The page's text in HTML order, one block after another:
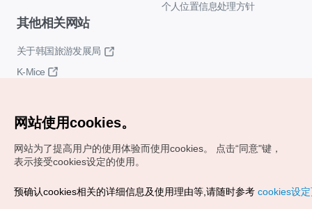
个人位置信息处理方针
其他相关网站
关于韩国旅游发展局
K-Mice
Copyrights (c) 韩国旅游发展局版权所有
网站使用cookies。
网站为了提高用户的使用体验而使用cookies。
点击“同意"键，
表示接受cookies设定的使用。
预确认cookies相关的详细信息及使用理由等,请随时参考 cookies设